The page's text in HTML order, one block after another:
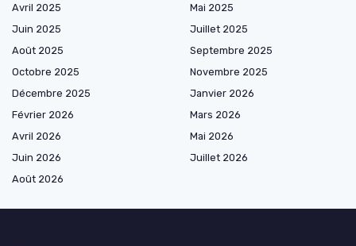
Avril 2025
Mai 2025
Juin 2025
Juillet 2025
Août 2025
Septembre 2025
Octobre 2025
Novembre 2025
Décembre 2025
Janvier 2026
Février 2026
Mars 2026
Avril 2026
Mai 2026
Juin 2026
Juillet 2026
Août 2026